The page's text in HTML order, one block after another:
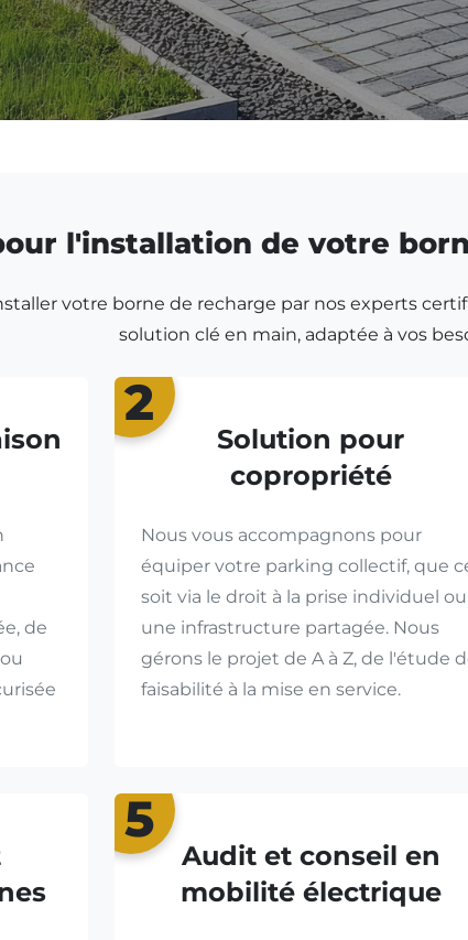
l'installation de votre
votre borne de recharge par nos experts
solution clé en main, adaptée à vos
de
2
Solution pour
copropriété
Nous vous accompagnons pour
équiper votre parking collectif, que
soit via le droit à la prise individuel ou
une infrastructure partagée. Nous
gérons le projet de A à Z, de l'étude
faisabilité à la mise en service.
5
Audit et conseil en
mobilité électrique